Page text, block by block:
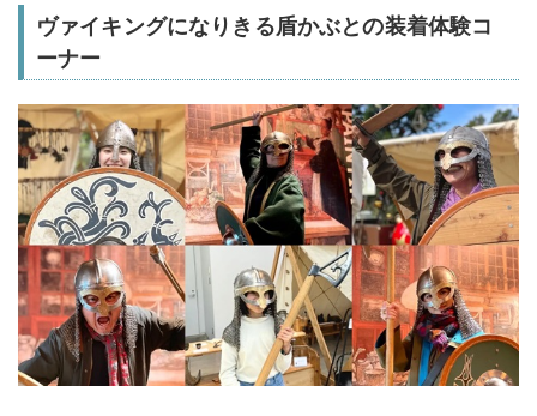
ヴァイキングになりきる盾かぶとの装着体験コ
ーナー